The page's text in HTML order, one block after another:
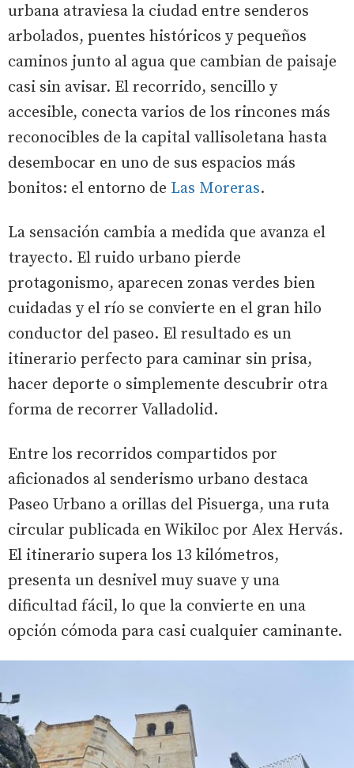
urbana atraviesa la ciudad entre senderos
arbolados, puentes históricos y pequeños
caminos junto al agua que cambian de paisaje
casi sin avisar. El recorrido, sencillo y
accesible, conecta varios de los rincones más
reconocibles de la capital vallisoletana hasta
desembocar en uno de sus espacios más
bonitos: el entorno de Las Moreras.
La sensación cambia a medida que avanza el
trayecto. El ruido urbano pierde
protagonismo, aparecen zonas verdes bien
cuidadas y el río se convierte en el gran hilo
conductor del paseo. El resultado es un
itinerario perfecto para caminar sin prisa,
hacer deporte o simplemente descubrir otra
forma de recorrer Valladolid.
Entre los recorridos compartidos por
aficionados al senderismo urbano destaca
Paseo Urbano a orillas del Pisuerga, una ruta
circular publicada en Wikiloc por Alex Hervás.
El itinerario supera los 13 kilómetros,
presenta un desnivel muy suave y una
dificultad fácil, lo que la convierte en una
opción cómoda para casi cualquier caminante.